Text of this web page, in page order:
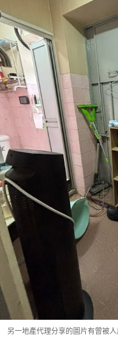
另一地產代理分享的圖片有曾被